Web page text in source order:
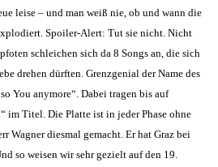
leise – und man weiß nie, ob und wann die
Spoiler-Alert: Tut sie nicht. Nicht
schleichen sich da 8 Songs an, die sich
drehen dürften. Grenzgenial der Name des
You anymore“. Dabei tragen bis auf
im Titel. Die Platte ist in jeder Phase ohne
Wagner diesmal gemacht. Er hat Graz bei
so weisen wir sehr gezielt auf den 19.